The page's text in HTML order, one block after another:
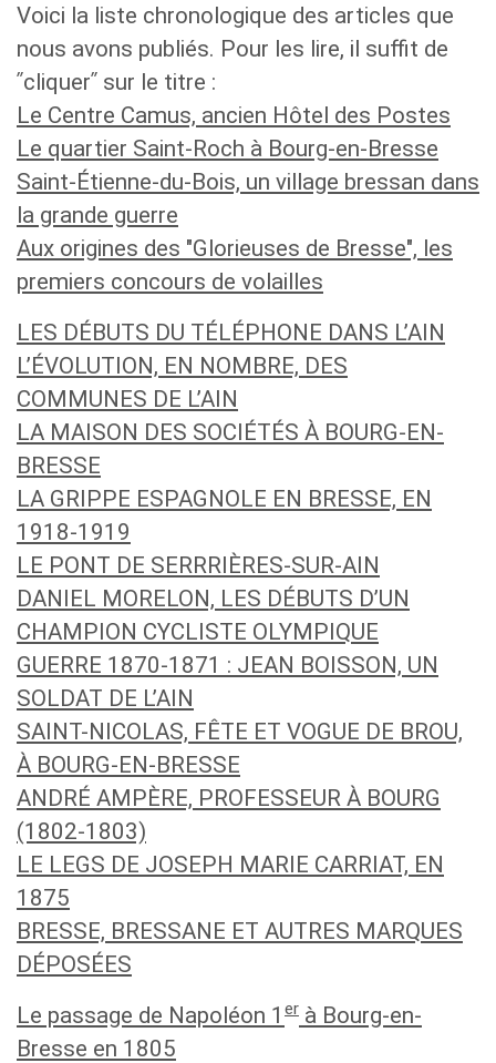
Voici la liste chronologique des articles que
nous avons publiés. Pour les lire, il suffit de
ʺcliquerʺ sur le titre :
Le Centre Camus, ancien Hôtel des Postes
Le quartier Saint-Roch à Bourg-en-Bresse
Saint-Étienne-du-Bois, un village bressan dans
la grande guerre
Aux origines des "Glorieuses de Bresse", les
premiers concours de volailles
LES DÉBUTS DU TÉLÉPHONE DANS L’AIN
L’ÉVOLUTION, EN NOMBRE, DES
COMMUNES DE L’AIN
LA MAISON DES SOCIÉTÉS À BOURG-EN-
BRESSE
LA GRIPPE ESPAGNOLE EN BRESSE, EN
1918-1919
LE PONT DE SERRRIÈRES-SUR-AIN
DANIEL MORELON, LES DÉBUTS D’UN
CHAMPION CYCLISTE OLYMPIQUE
GUERRE 1870-1871 : JEAN BOISSON, UN
SOLDAT DE L’AIN
SAINT-NICOLAS, FÊTE ET VOGUE DE BROU,
À BOURG-EN-BRESSE
ANDRÉ AMPÈRE, PROFESSEUR À BOURG
(1802-1803)
LE LEGS DE JOSEPH MARIE CARRIAT, EN
1875
BRESSE, BRESSANE ET AUTRES MARQUES
DÉPOSÉES
Le passage de Napoléon 1 er à Bourg-en-
Bresse en 1805